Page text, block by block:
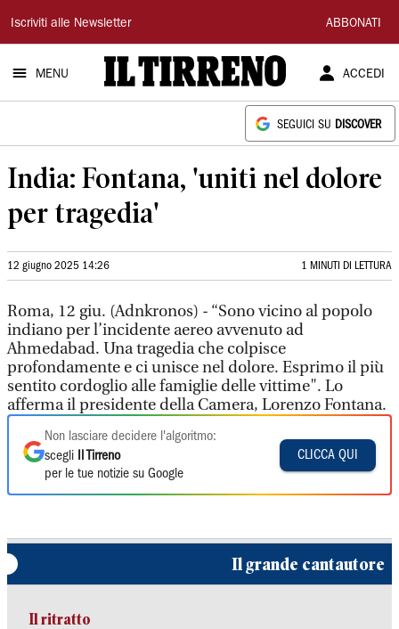
Il
Tirreno
Iscriviti alle Newsletter ABBONATI
MENU ACCEDI
SEGUICI SU DISCOVER
India: Fontana, 'uniti nel dolore
per tragedia'
12 giugno 2025 14:26 1 MINUTI DI LETTURA
Roma, 12 giu. (Adnkronos) - “Sono vicino al popolo
indiano per l’incidente aereo avvenuto ad
Ahmedabad. Una tragedia che colpisce
profondamente e ci unisce nel dolore. Esprimo il più
sentito cordoglio alle famiglie delle vittime". Lo
afferma il presidente della Camera, Lorenzo Fontana.
Non lasciare decidere l'algoritmo:
scegli
Il Tirreno
per le tue notizie su Google
CLICCA QUI
Il grande cantautore
Il ritratto